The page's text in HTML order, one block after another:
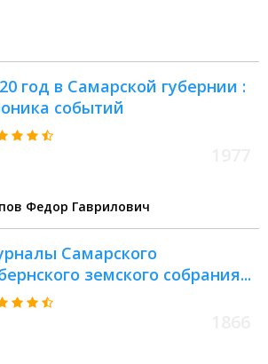
год в Самарской губернии :
событий
Федор Гаврилович
Самарского
земского собрания...